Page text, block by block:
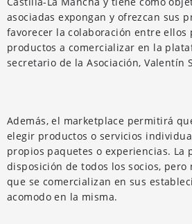
asociadas expongan y ofrezcan sus
favorecer la colaboración entre ellos
productos a comercializar en la
secretario de la Asociación, Valentín
Además, el marketplace permitirá
elegir productos o servicios
propios paquetes o experiencias. La
disposición de todos los socios, pero
que se comercializan en sus
acomodo en la misma.